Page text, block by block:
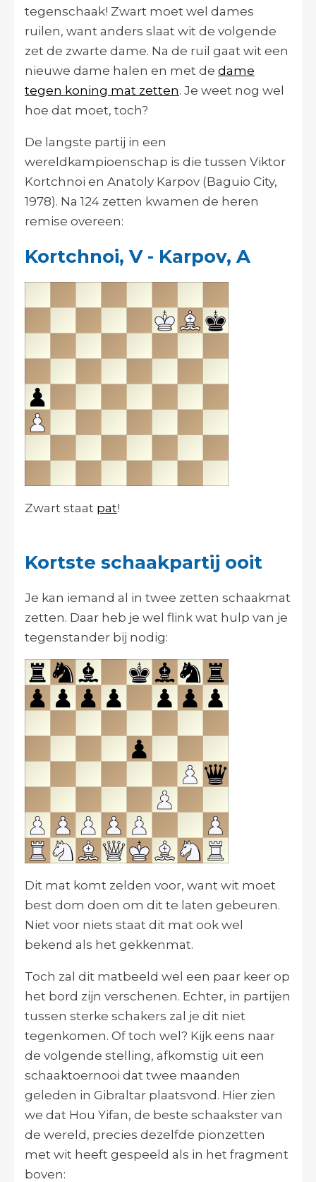
tegenschaak! Zwart moet wel dames
ruilen, want anders slaat wit de volgende
zet de zwarte dame. Na de ruil gaat wit een
nieuwe dame halen en met de dame
tegen koning mat zetten. Je weet nog wel
hoe dat moet, toch?
De langste partij in een
wereldkampioenschap is die tussen Viktor
Kortchnoi en Anatoly Karpov (Baguio City,
1978). Na 124 zetten kwamen de heren
remise overeen:
Kortchnoi, V - Karpov, A
Zwart staat pat!
Kortste schaakpartij ooit
Je kan iemand al in twee zetten schaakmat
zetten. Daar heb je wel flink wat hulp van je
tegenstander bij nodig:
Dit mat komt zelden voor, want wit moet
best dom doen om dit te laten gebeuren.
Niet voor niets staat dit mat ook wel
bekend als het gekkenmat.
Toch zal dit matbeeld wel een paar keer op
het bord zijn verschenen. Echter, in partijen
tussen sterke schakers zal je dit niet
tegenkomen. Of toch wel? Kijk eens naar
de volgende stelling, afkomstig uit een
schaaktoernooi dat twee maanden
geleden in Gibraltar plaatsvond. Hier zien
we dat Hou Yifan, de beste schaakster van
de wereld, precies dezelfde pionzetten
met wit heeft gespeeld als in het fragment
boven: